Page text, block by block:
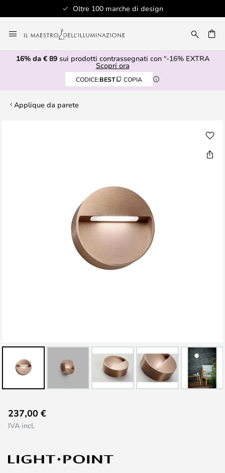
Oltre 100 marche di design
al
contenuto
16% da € 89sui prodotti contrassegnati con “-16% EXTRA
Scopri ora
CODICE:BEST COPIA
Applique da parete
all'inizio
della
di
immagini
237,00 €
IVA incl.